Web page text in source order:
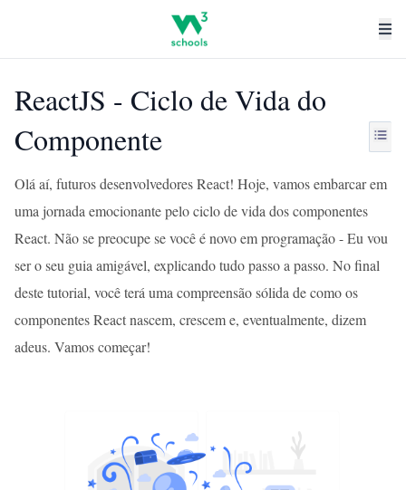
ReactJS - Ciclo de Vida do
Componente
Olá aí, futuros desenvolvedores React! Hoje, vamos embarcar em
uma jornada emocionante pelo ciclo de vida dos componentes
React. Não se preocupe se você é novo em programação - Eu vou
ser o seu guia amigável, explicando tudo passo a passo. No final
deste tutorial, você terá uma compreensão sólida de como os
componentes React nascem, crescem e, eventualmente, dizem
adeus. Vamos começar!